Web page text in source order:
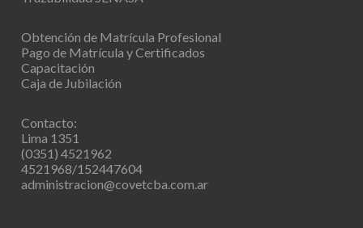
Obtención de Matrícula Profesional
Pago de Matrícula y Certificados
Capacitación
Caja de Jubilación
Contacto:
Lima 1351
(0351) 4521962
4521968/152447604
administracion@covetcba.com.ar